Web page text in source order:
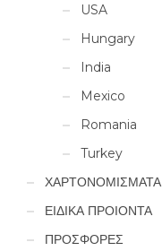
USA
Hungary
India
Mexico
Romania
Turkey
ΧΑΡΤΟΝΟΜΙΣΜΑΤΑ
ΕΙΔΙΚΑ ΠΡΟΙΟΝΤΑ
ΠΡΟΣΦΟΡΕΣ